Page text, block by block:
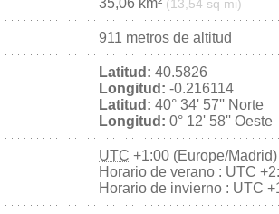
35,06 km² (13,54 sq mi)
911 metros de altitud
Latitud: 40.5826
Longitud: -0.216114
Latitud: 40° 34' 57'' Norte
Longitud: 0° 12' 58'' Oeste
UTC +1:00 (Europe/Madrid)
Horario de verano : UTC
Horario de invierno : UTC